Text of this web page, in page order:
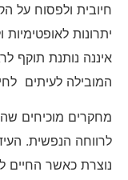
חיובית ולפסוח על
יתרונות
איננה נותנת תוקף
המובילה לעיתים
מחקרים מוכיחים
לרווחה הנפשית.
נוצרת כאשר החיים